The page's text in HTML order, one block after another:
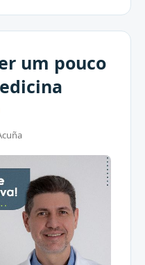
um pouco